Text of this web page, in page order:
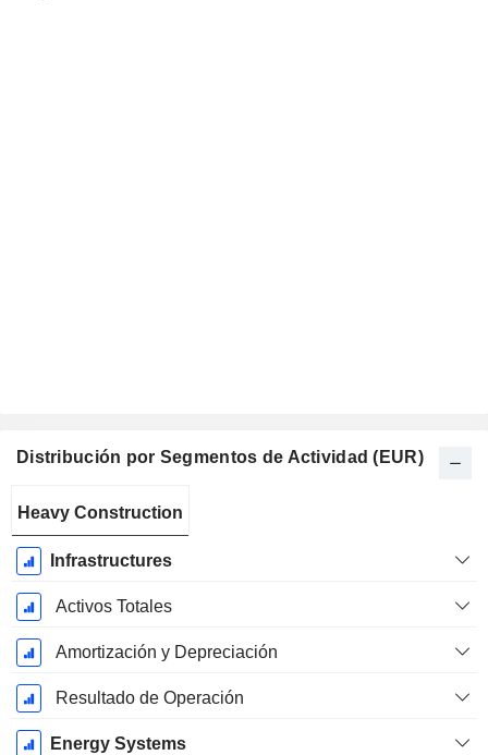
Distribución por Segmentos de Actividad (EUR)
fiscal:
Diciembre
Heavy Construction
Infrastructures
Activos Totales
Amortización y Depreciación
Resultado de Operación
Energy Systems